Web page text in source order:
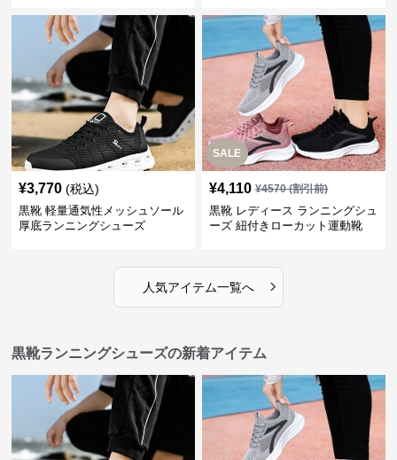
¥3,770 (税込)
黒靴 軽量通気性メッシュソール
厚底ランニングシューズ
SALE
¥4,110 ¥4570(割引前)
黒靴 レディース ランニングシュ
ーズ 紐付きローカット運動靴
人気アイテム一覧へ ›
黒靴ランニングシューズの新着アイテム